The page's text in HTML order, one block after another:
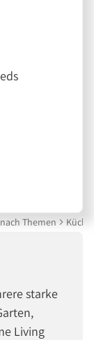
Themen
starke
Living